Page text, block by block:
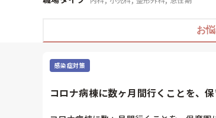
お
感染症対策
コロナ病棟に数ヶ月間行くことを、